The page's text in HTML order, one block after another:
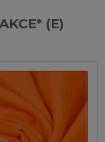
(E)